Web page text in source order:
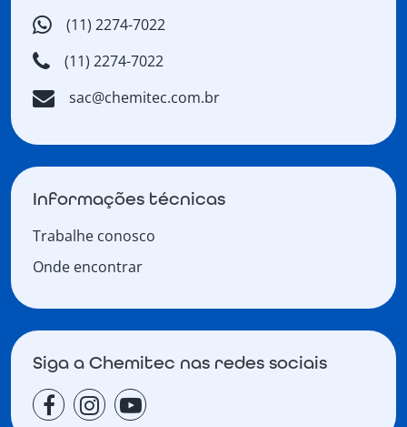
(11) 2274-7022
(11) 2274-7022
sac@chemitec.com.br
Informações técnicas
Trabalhe conosco
Onde encontrar
Siga a Chemitec nas redes sociais